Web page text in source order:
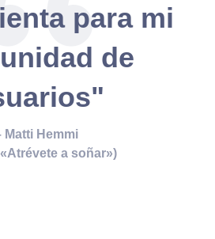
para mi
de
Matti Hemmi
a soñar»)